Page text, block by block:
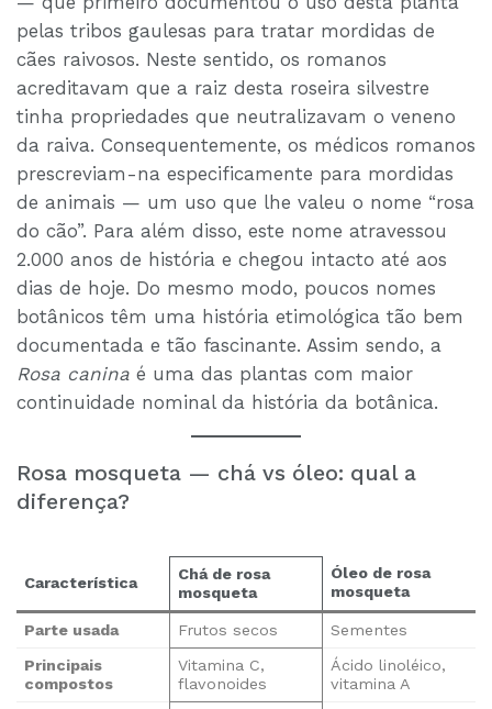
pelas tribos gaulesas para tratar mordidas de
cães raivosos. Neste sentido, os romanos
acreditavam que a raiz desta roseira silvestre
tinha propriedades que neutralizavam o veneno
da raiva. Consequentemente, os médicos romanos
prescreviam-na especificamente para mordidas
de animais — um uso que lhe valeu o nome “rosa
do cão”. Para além disso, este nome atravessou
2.000 anos de história e chegou intacto até aos
dias de hoje. Do mesmo modo, poucos nomes
botânicos têm uma história etimológica tão bem
documentada e tão fascinante. Assim sendo, a
Rosa canina é uma das plantas com maior
continuidade nominal da história da botânica.
Rosa mosqueta — chá vs óleo: qual a
diferença?
Característica
Chá de rosa
mosqueta
Óleo de rosa
mosqueta
Parte usada Frutos secos
Sementes
Principais
compostos
Vitamina C,
flavonoides
Ácido linoléico,
vitamina A